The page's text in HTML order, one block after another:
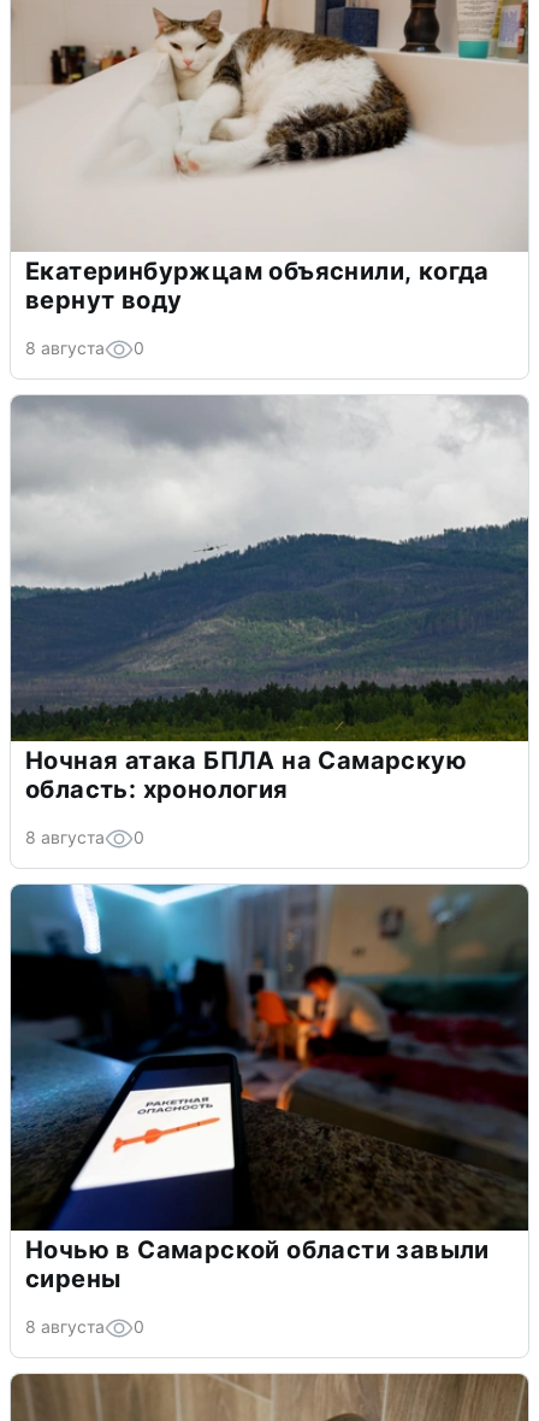
Екатеринбуржцам объяснили, когда
вернут воду
8 августа 0
Ночная атака БПЛА на Самарскую
область: хронология
8 августа 0
Ночью в Самарской области завыли
сирены
8 августа 0